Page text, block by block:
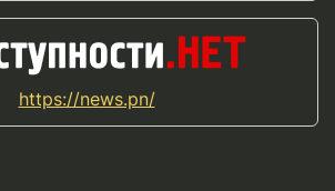
https://news.pn/